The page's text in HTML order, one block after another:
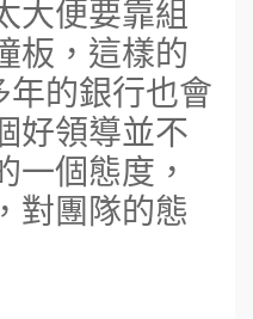
大便要靠組
板，這樣的
的銀行也會
好領導並不
一個態度，
對團隊的態